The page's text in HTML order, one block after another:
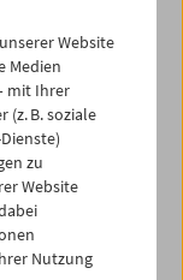
Klaus
mit
oder die
Website
Medien
mit Ihrer
B. soziale
zu
Website
Nutzung